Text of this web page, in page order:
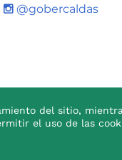
@gobercaldas
del sitio,
el uso de las